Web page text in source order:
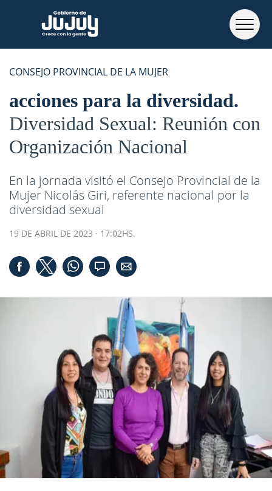
CONSEJO PROVINCIAL DE LA MUJER
acciones para la diversidad
Diversidad Sexual: Reunión con
Organización Nacional
En la jornada visitó el Consejo Provincial de la
Mujer Nicolás Giri, referente nacional por la
diversidad sexual
19 DE ABRIL DE 2023 · 17:02HS.